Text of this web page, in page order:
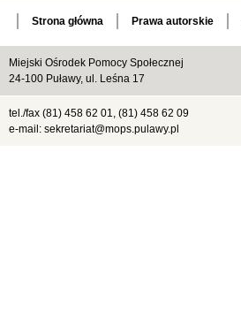
Strona główna Prawa autorskie
Miejski Ośrodek Pomocy Społecznej
24-100 Puławy, ul. Leśna 17
tel./fax (81) 458 62 01, (81) 458 62 09
e-mail: sekretariat@mops.pulawy.pl